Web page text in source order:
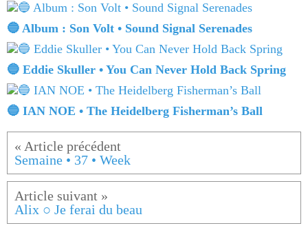
🔵 Album : Son Volt • Sound Signal Serenades
🔵 Eddie Skuller • You Can Never Hold Back Spring
🔵 IAN NOE • The Heidelberg Fisherman’s Ball
Semaine • 37 • Week
Alix ○ Je ferai du beau